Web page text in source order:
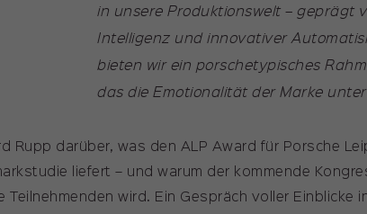
in unsere Produktionswelt – geprägt
Intelligenz und innovativer
bieten wir ein porschetypisches
das die Emotionalität der Marke
Rupp darüber, was den ALP Award für Porsche
liefert – und warum der kommende
wird. Ein Gespräch voller Einblicke